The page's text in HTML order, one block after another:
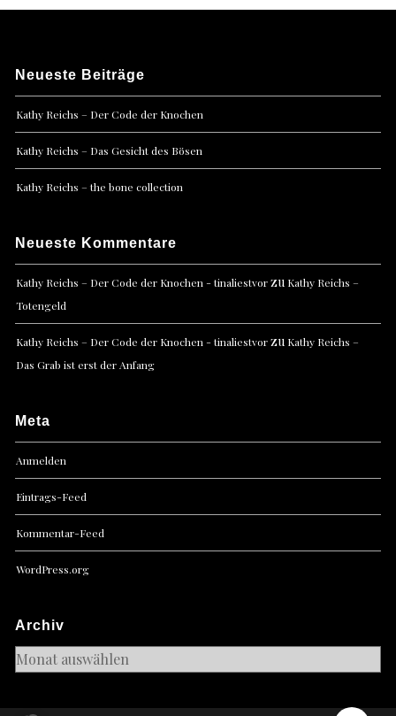
Neueste Beiträge
Kathy Reichs – Der Code der Knochen
Kathy Reichs – Das Gesicht des Bösen
Kathy Reichs – the bone collection
Neueste Kommentare
Kathy Reichs – Der Code der Knochen - tinaliestvorzu Kathy Reichs –
Totengeld
Kathy Reichs – Der Code der Knochen - tinaliestvorzu Kathy Reichs –
Das Grab ist erst der Anfang
Meta
Anmelden
Eintrags-Feed
Kommentar-Feed
WordPress.org
Archiv
Archiv